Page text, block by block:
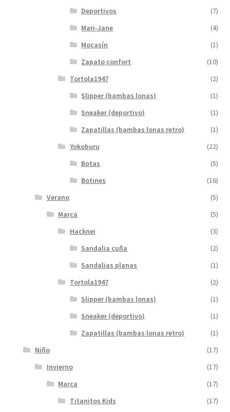
Deportivos
(7)
Mari-Jane
(4)
Mocasín
(1)
Zapato confort
(10)
Tortola1947
(2)
Slipper (bambas lonas)
(1)
Sneaker (deportivo)
(1)
Zapatillas (bambas lonas retro)
(1)
Yokoburu
(22)
Botas
(5)
Botines
(16)
Verano
(5)
Marca
(5)
Hacknei
(3)
Sandalia cuña
(2)
Sandalias planas
(1)
Tortola1947
(2)
Slipper (bambas lonas)
(1)
Sneaker (deportivo)
(1)
Zapatillas (bambas lonas retro)
(1)
Niño
(17)
Invierno
(17)
Marca
(17)
Titanitos Kids
(17)